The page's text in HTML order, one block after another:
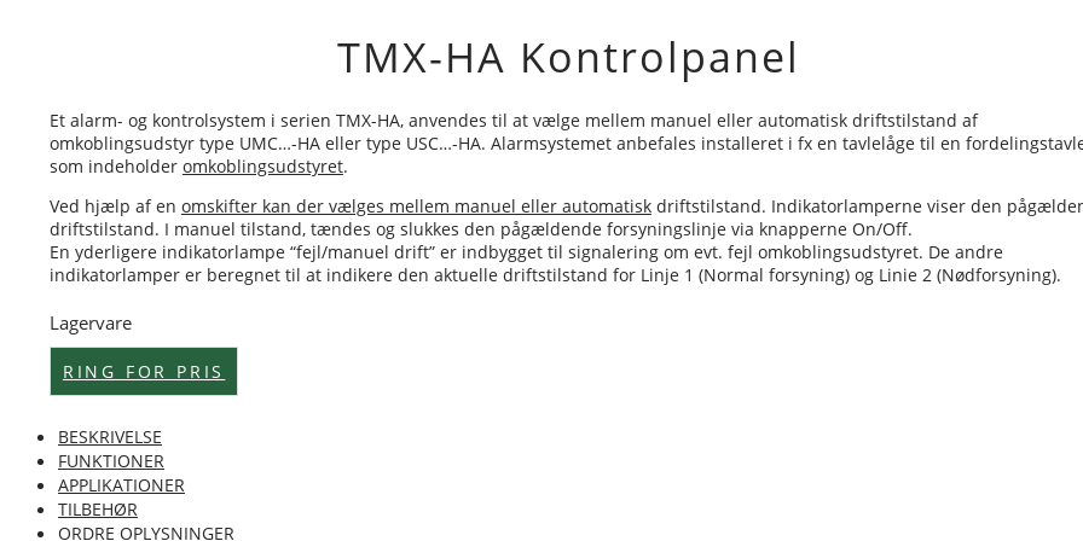
TMX-HA Kontrolpanel
Et alarm- og kontrolsystem i serien TMX-HA, anvendes til at vælge mellem manuel eller automatisk driftstilstand af
omkoblingsudstyr type UMC…-HA eller type USC…-HA. Alarmsystemet anbefales installeret i fx en tavlelåge til en
som indeholder omkoblingsudstyret.
Ved hjælp af en omskifter kan der vælges mellem manuel eller automatiskdriftstilstand. Indikatorlamperne viser den
driftstilstand. I manuel tilstand, tændes og slukkes den pågældende forsyningslinje via knapperne On/Off.
En yderligere indikatorlampe “fejl/manuel drift” er indbygget til signalering om evt. fejl omkoblingsudstyret. De andre
indikatorlamper er beregnet til at indikere den aktuelle driftstilstand for Linje 1 (Normal forsyning) og Linie 2 (Nødforsyning).
Lagervare
RING FOR PRIS
BESKRIVELSE
FUNKTIONER
APPLIKATIONER
TILBEHØR
ORDRE OPLYSNINGER